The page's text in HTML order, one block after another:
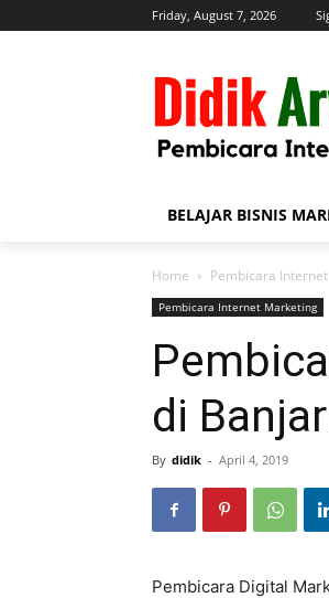
Friday, August 7, 2026
BELAJAR BISNIS
Home Pembicara
Pembicara Internet Marketing
di
By didik - April 4, 2019
Pembicara Digital